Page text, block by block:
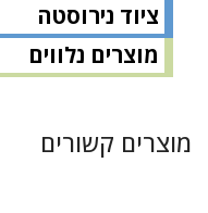
ציוד נירוסטה
מוצרים נלווים
מוצרים קשורים